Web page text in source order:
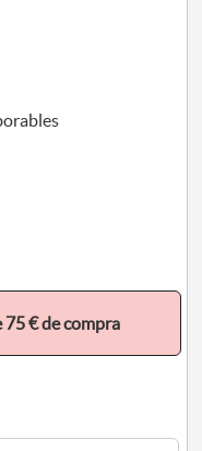
75 € de compra